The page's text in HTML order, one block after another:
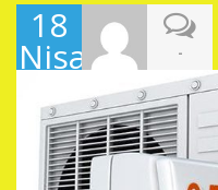
18
Nisan
2019
-